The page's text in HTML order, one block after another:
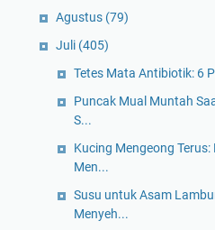
Agustus (79)
Juli (405)
Tetes Mata Antibiotik: 6
Puncak Mual Muntah
S...
Kucing Mengeong
Men...
Susu untuk Asam
Menyeh...